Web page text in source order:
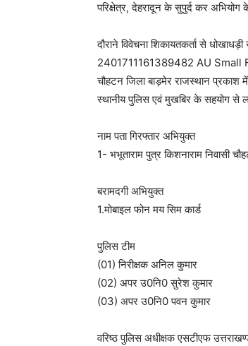
परिक्षेत्र, देहरादून के सुपुर्द कर
दौराने विवेचना शिकायतकर्ता से
2401711161389482 AU Small
चौहटन जिला बाड़मेर राजस्थान प्रकाश
स्थानीय पुलिस एवं मुखबिर के सहयोग से
नाम पता गिरफ्तार अभियुक्त
1- भभूताराम पुत्र किशनाराम निवासी
बरामदगी अभियुक्त
1.मोबाइल फोन मय सिम कार्ड
पुलिस टीम
(01) निरीक्षक अनिल कुमार
(02) अपर उ0नि0 सुरेश कुमार
(03) अपर उ0नि0 पवन कुमार
वरिष्ठ पुलिस अधीक्षक एसटीएफ